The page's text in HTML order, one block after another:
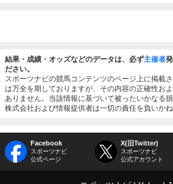
結果・成績・オッズなどのデータは、必ず主催者
ださい。
スポーツナビの競馬コンテンツのページ上に掲載
は万全を期しておりますが、その内容の正確性お
ありません。当該情報に基づいて被ったいかなる
株式会社および情報提供者は一切の責任を負いかね
Facebook
スポーツナビ
公式ページ
X(旧Twitter)
スポーツナビ
公式アカウント